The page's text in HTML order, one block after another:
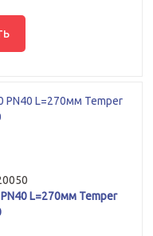
L=270мм Temper